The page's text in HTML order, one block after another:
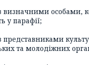
з визначними особами,
у парафії;
з представниками
та молодіжних